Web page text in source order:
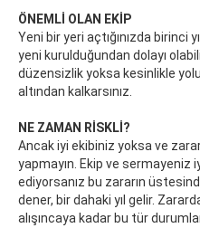
ÖNEMLİ OLAN EKİP
Yeni bir yeri açtığınızda birinci
yeni kurulduğundan dolayı
düzensizlik yoksa kesinlikle
altından kalkarsınız.
NE ZAMAN RİSKLİ?
Ancak iyi ekibiniz yoksa ve
yapmayın. Ekip ve sermayeniz
ediyorsanız bu zararın
dener, bir dahaki yıl gelir.
alışıncaya kadar bu tür